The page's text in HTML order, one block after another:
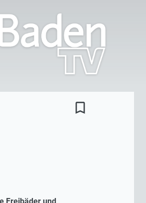
bookmark_border
Freibäder und